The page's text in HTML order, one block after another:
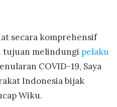
secara komprehensif
tujuan melindungi pelaku
COVID-19, Saya
Indonesia bijak
Wiku.